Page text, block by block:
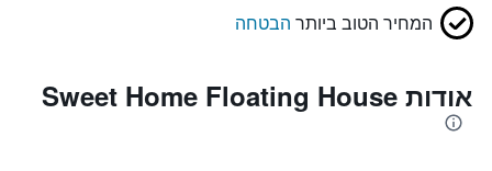
המחיר הטוב ביותר הבטחה
אודות Sweet Home Floating House